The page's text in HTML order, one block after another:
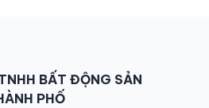
BẤT ĐỘNG SẢN
PHỐ